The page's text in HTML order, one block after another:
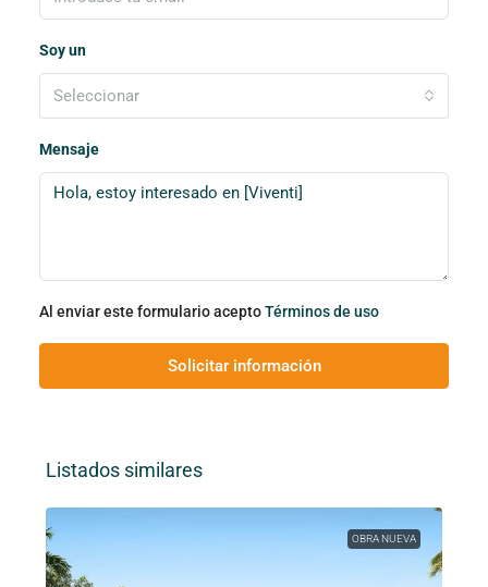
Soy un
Seleccionar
Mensaje
Al enviar este formulario aceptoTérminos de uso
Solicitar información
Listados similares
OBRA NUEVA